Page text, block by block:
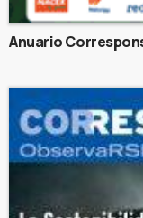
Anuario